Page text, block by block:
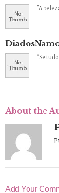
"A
“Se
About the
Add Your